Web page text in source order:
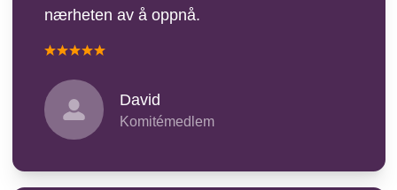
nærheten av å oppnå.
David
Komitémedlem